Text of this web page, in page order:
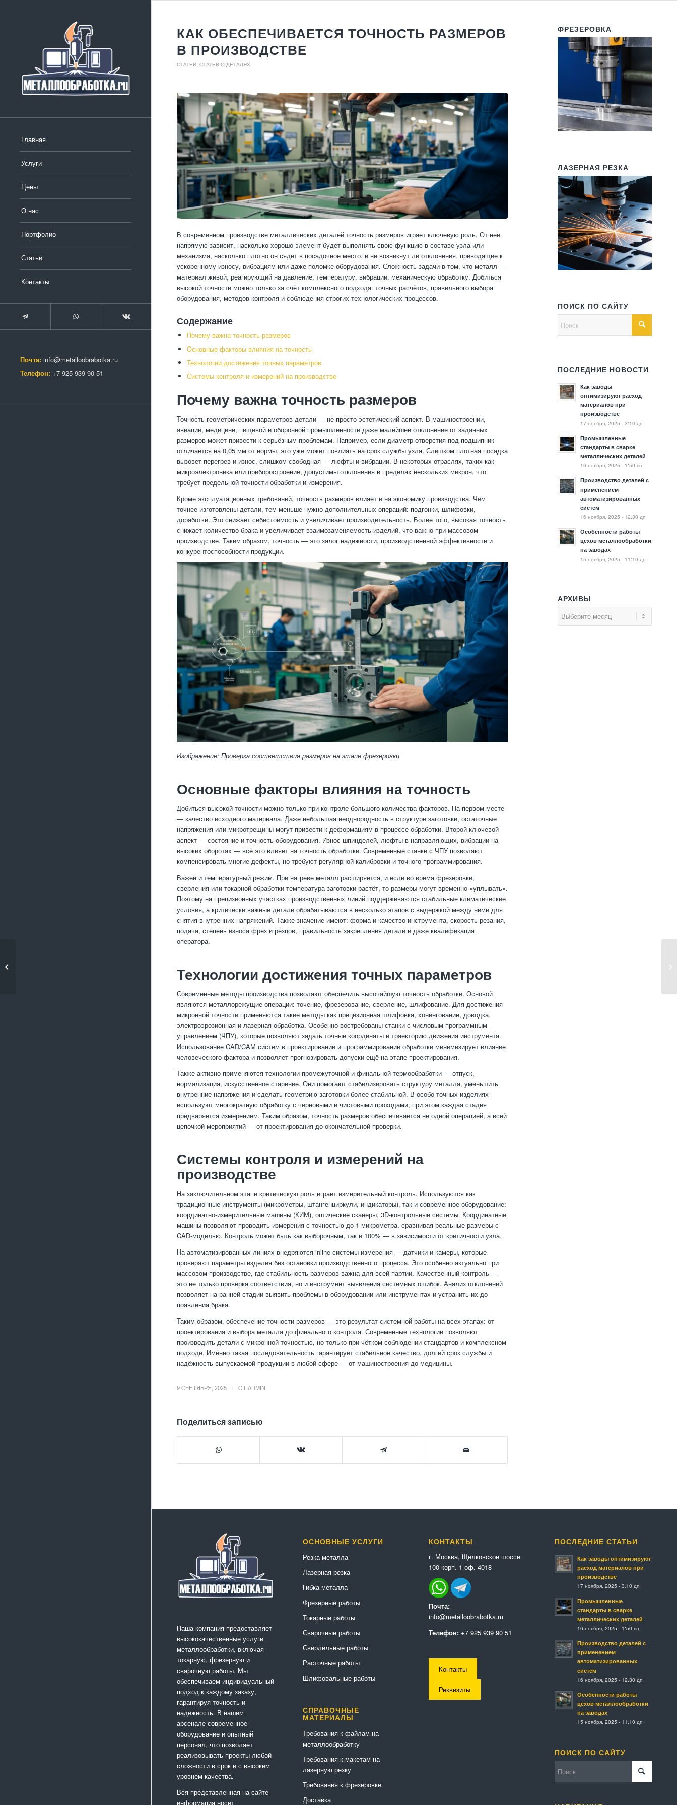
Главная
Услуги
Цены
О нас
Портфолио
Статьи
Контакты
Почта: info@metalloobrabotka.ru
Телефон: +7 925 939 90 51
КАК ОБЕСПЕЧИВАЕТСЯ ТОЧНОСТЬ РАЗМЕРОВ
В ПРОИЗВОДСТВЕ
СТАТЬИ СТАТЬИ О ДЕТАЛЯХ
В современном производстве металлических деталей точность размеров играет ключевую роль. От неё
напрямую зависит, насколько хорошо элемент будет выполнять свою функцию в составе узла или
механизма, насколько плотно он сядет в посадочное место, и не возникнут ли отклонения, приводящие к
ускоренному износу, вибрациям или даже поломке оборудования. Сложность задачи в том, что металл —
материал живой, реагирующий на давление, температуру, вибрации, механическую обработку. Добиться
высокой точности можно только за счёт комплексного подхода: точных расчётов, правильного выбора
оборудования, методов контроля и соблюдения строгих технологических процессов.
Содержание
Почему важна точность размеров
Основные факторы влияния на точность
Технологии достижения точных параметров
Системы контроля и измерений на производстве
Почему важна точность размеров
Точность геометрических параметров детали — не просто эстетический аспект. В машиностроении,
авиации, медицине, пищевой и оборонной промышленности даже малейшее отклонение от заданных
размеров может привести к серьёзным проблемам. Например, если диаметр отверстия под подшипник
отличается на 0,05 мм от нормы, это уже может повлиять на срок службы узла. Слишком плотная посадка
вызовет перегрев и износ, слишком свободная — люфты и вибрации. В некоторых отраслях, таких как
микроэлектроника или приборостроение, допустимы отклонения в пределах нескольких микрон, что
требует предельной точности обработки и измерения.
Кроме эксплуатационных требований, точность размеров влияет и на экономику производства. Чем
точнее изготовлены детали, тем меньше нужно дополнительных операций: подгонки, шлифовки,
доработки. Это снижает себестоимость и увеличивает производительность. Более того, высокая точность
снижает количество брака и увеличивает взаимозаменяемость изделий, что важно при массовом
производстве. Таким образом, точность — это залог надёжности, производственной эффективности и
конкурентоспособности продукции.
Изображение: Проверка соответствия размеров на этапе фрезеровки
Основные факторы влияния на точность
Добиться высокой точности можно только при контроле большого количества факторов. На первом месте
— качество исходного материала. Даже небольшая неоднородность в структуре заготовки, остаточные
напряжения или микротрещины могут привести к деформациям в процессе обработки. Второй ключевой
аспект — состояние и точность оборудования. Износ шпинделей, люфты в направляющих, вибрации на
высоких оборотах — всё это влияет на точность обработки. Современные станки с ЧПУ позволяют
компенсировать многие дефекты, но требуют регулярной калибровки и точного программирования.
Важен и температурный режим. При нагреве металл расширяется, и если во время фрезеровки,
сверления или токарной обработки температура заготовки растёт, то размеры могут временно «уплывать».
Поэтому на прецизионных участках производственных линий поддерживаются стабильные климатические
условия, а критически важные детали обрабатываются в несколько этапов с выдержкой между ними для
снятия внутренних напряжений. Также значение имеют: форма и качество инструмента, скорость резания,
подача, степень износа фрез и резцов, правильность закрепления детали и даже квалификация
оператора.
Технологии достижения точных параметров
Современные методы производства позволяют обеспечить высочайшую точность обработки. Основой
являются металлорежущие операции: точение, фрезерование, сверление, шлифование. Для достижения
микронной точности применяются такие методы как прецизионная шлифовка, хонингование, доводка,
электроэрозионная и лазерная обработка. Особенно востребованы станки с числовым программным
управлением (ЧПУ), которые позволяют задать точные координаты и траекторию движения инструмента.
Использование CAD/CAM систем в проектировании и программировании обработки минимизирует влияние
человеческого фактора и позволяет прогнозировать допуски ещё на этапе проектирования.
Также активно применяются технологии промежуточной и финальной термообработки — отпуск,
нормализация, искусственное старение. Они помогают стабилизировать структуру металла, уменьшить
внутренние напряжения и сделать геометрию заготовки более стабильной. В особо точных изделиях
используют многократную обработку с черновыми и чистовыми проходами, при этом каждая стадия
предваряется измерением. Таким образом, точность размеров обеспечивается не одной операцией, а всей
цепочкой мероприятий — от проектирования до окончательной проверки.
Системы контроля и измерений на
производстве
На заключительном этапе критическую роль играет измерительный контроль. Используются как
традиционные инструменты (микрометры, штангенциркули, индикаторы), так и современное оборудование:
координатно-измерительные машины (КИМ), оптические сканеры, 3D-контрольные системы. Координатные
машины позволяют проводить измерения с точностью до 1 микрометра, сравнивая реальные размеры с
CAD-моделью. Контроль может быть как выборочным, так и 100% — в зависимости от критичности узла.
На автоматизированных линиях внедряются inline-системы измерения — датчики и камеры, которые
проверяют параметры изделия без остановки производственного процесса. Это особенно актуально при
массовом производстве, где стабильность размеров важна для всей партии. Качественный контроль —
это не только проверка соответствия, но и инструмент выявления системных ошибок. Анализ отклонений
позволяет на ранней стадии выявить проблемы в оборудовании или инструментах и устранить их до
появления брака.
Таким образом, обеспечение точности размеров — это результат системной работы на всех этапах: от
проектирования и выбора металла до финального контроля. Современные технологии позволяют
производить детали с микронной точностью, но только при чётком соблюдении стандартов и комплексном
подходе. Именно такая последовательность гарантирует стабильное качество, долгий срок службы и
надёжность выпускаемой продукции в любой сфере — от машиностроения до медицины.
9 СЕНТЯБРЯ, 2025 ОТ ADMIN
Поделиться записью
ФРЕЗЕРОВКА
ЛАЗЕРНАЯ РЕЗКА
ПОИСК ПО САЙТУ
ПОСЛЕДНИЕ НОВОСТИ
Как заводы
оптимизируют расход
материалов при
производстве
17 ноября, 2025 - 3:10 дп
Промышленные
стандарты в сварке
металлических деталей
16 ноября, 2025 - 1:50 пп
Производство деталей с
применением
автоматизированных
систем
16 ноября, 2025 - 12:30 дп
Особенности работы
цехов металлообработки
на заводах
15 ноября, 2025 - 11:10 дп
АРХИВЫ
Наша компания предоставляет
высококачественные услуги
металлообработки, включая
токарную, фрезерную и
сварочную работы. Мы
обеспечиваем индивидуальный
подход к каждому заказу,
гарантируя точность и
надежность. В нашем
арсенале современное
оборудование и опытный
персонал, что позволяет
реализовывать проекты любой
сложности в срок и с высоким
уровнем качества.
Вся представленная на сайте
информация носит
ОСНОВНЫЕ УСЛУГИ
Резка металла
Лазерная резка
Гибка металла
Фрезерные работы
Токарные работы
Сварочные работы
Сверлильные работы
Расточные работы
Шлифовальные работы
СПРАВОЧНЫЕ
МАТЕРИАЛЫ
Требования к файлам на
металлообработку
Требования к макетам на
лазерную резку
Требования к фрезеровке
Доставка
КОНТАКТЫ
г. Москва, Щелковское шоссе
100 корп. 1 оф. 4018
Почта:
info@metalloobrabotka.ru
Телефон: +7 925 939 90 51
Контакты
Реквизиты
ПОСЛЕДНИЕ СТАТЬИ
Как заводы оптимизируют
расход материалов при
производстве
17 ноября, 2025 - 3:10 дп
Промышленные
стандарты в сварке
металлических деталей
16 ноября, 2025 - 1:50 пп
Производство деталей с
применением
автоматизированных
систем
16 ноября, 2025 - 12:30 дп
Особенности работы
цехов металлообработки
на заводах
15 ноября, 2025 - 11:10 дп
ПОИСК ПО САЙТУ